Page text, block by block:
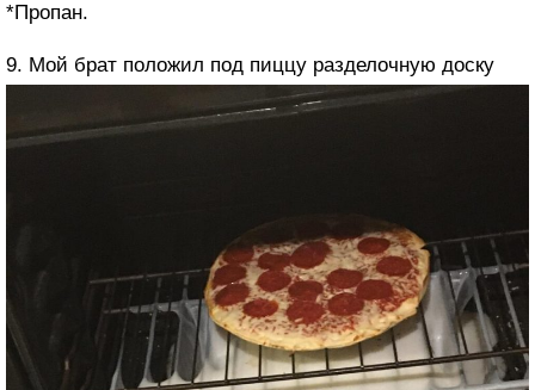
*Пропан.
9. Мой брат положил под пиццу разделочную доску